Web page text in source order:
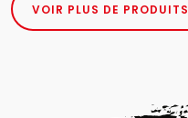
VOIR PLUS DE PRODUITS